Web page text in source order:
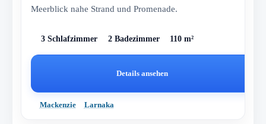
Meerblick nahe Strand und Promenade.
3 Schlafzimmer 2 Badezimmer 110 m²
Details ansehen
Mackenzie Larnaka